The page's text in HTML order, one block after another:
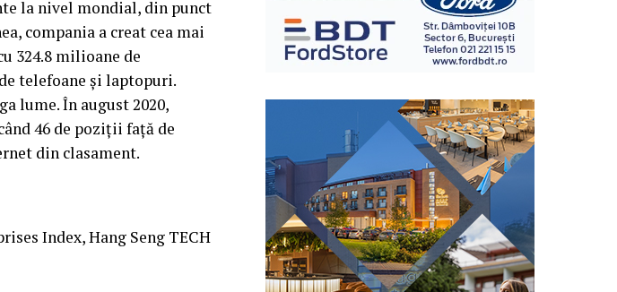
la nivel mondial, din punct
compania a creat cea mai
324.8 milioane de
telefoane și laptopuri.
lume. În august 2020,
46 de poziții față de
din clasament.
Index, Hang Seng TECH